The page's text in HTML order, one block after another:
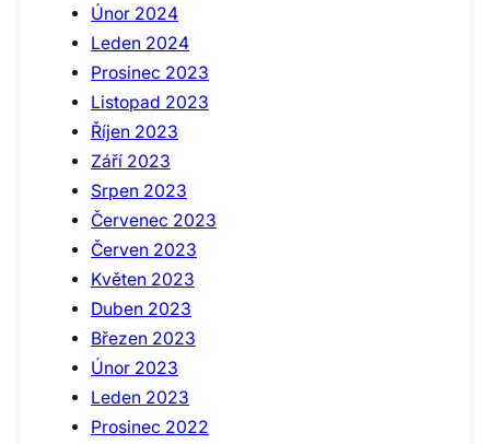
Únor 2024
Leden 2024
Prosinec 2023
Listopad 2023
Říjen 2023
Září 2023
Srpen 2023
Červenec 2023
Červen 2023
Květen 2023
Duben 2023
Březen 2023
Únor 2023
Leden 2023
Prosinec 2022